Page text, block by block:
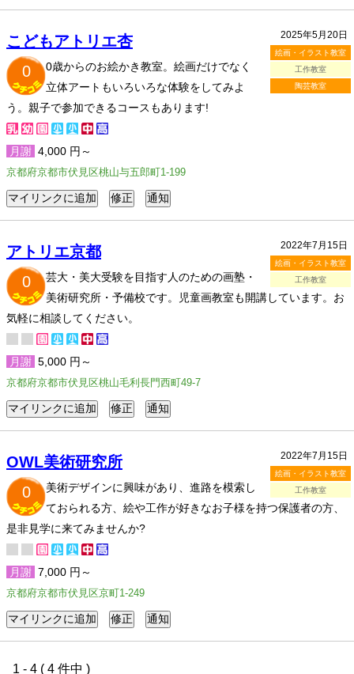
2025年5月20日
絵画・イラスト教室
工作教室
陶芸教室
こどもアトリエ杏
0
0歳からのお絵かき教室。絵画だけでなく
立体アートもいろいろな体験をしてみよ
う。親子で参加できるコースもあります!
月謝 4,000 円～
京都府京都市伏見区桃山与五郎町1-199
2022年7月15日
絵画・イラスト教室
工作教室
アトリエ京都
0
芸大・美大受験を目指す人のための画塾・
美術研究所・予備校です。児童画教室も開講しています。お
気軽に相談してください。
月謝 5,000 円～
京都府京都市伏見区桃山毛利長門西町49-7
2022年7月15日
絵画・イラスト教室
工作教室
OWL美術研究所
0
美術デザインに興味があり、進路を模索し
ておられる方、絵や工作が好きなお子様を持つ保護者の方、
是非見学に来てみませんか?
月謝 7,000 円～
京都府京都市伏見区京町1-249
1 - 4 ( 4 件中 )